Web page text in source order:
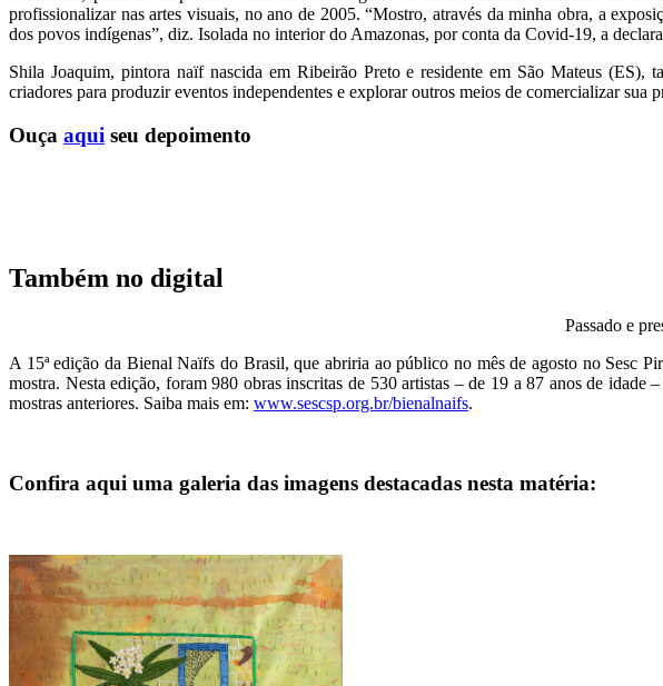
profissionalizar nas artes visuais, no ano de 2005. “Mostro, através da minha obra, a
dos povos indígenas”, diz. Isolada no interior do Amazonas, por conta da Covid-19, a
Shila Joaquim, pintora naïf nascida em Ribeirão Preto e residente em São Mateus (ES),
criadores para produzir eventos independentes e explorar outros meios de comercializar
Ouça aqui seu depoimento
Também no digital
Passado e
A 15ª edição da Bienal Naïfs do Brasil, que abriria ao público no mês de agosto no Sesc
mostra. Nesta edição, foram 980 obras inscritas de 530 artistas – de 19 a 87 anos de
mostras anteriores. Saiba mais em: www.sescsp.org.br/bienalnaifs.
Confira aqui uma galeria das imagens destacadas nesta matéria: